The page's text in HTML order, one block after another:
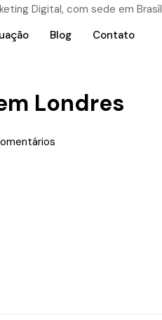
Blog Contato
Londres